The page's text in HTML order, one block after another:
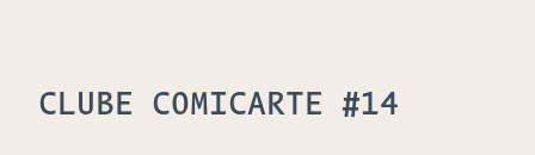
CLUBE COMICARTE #14